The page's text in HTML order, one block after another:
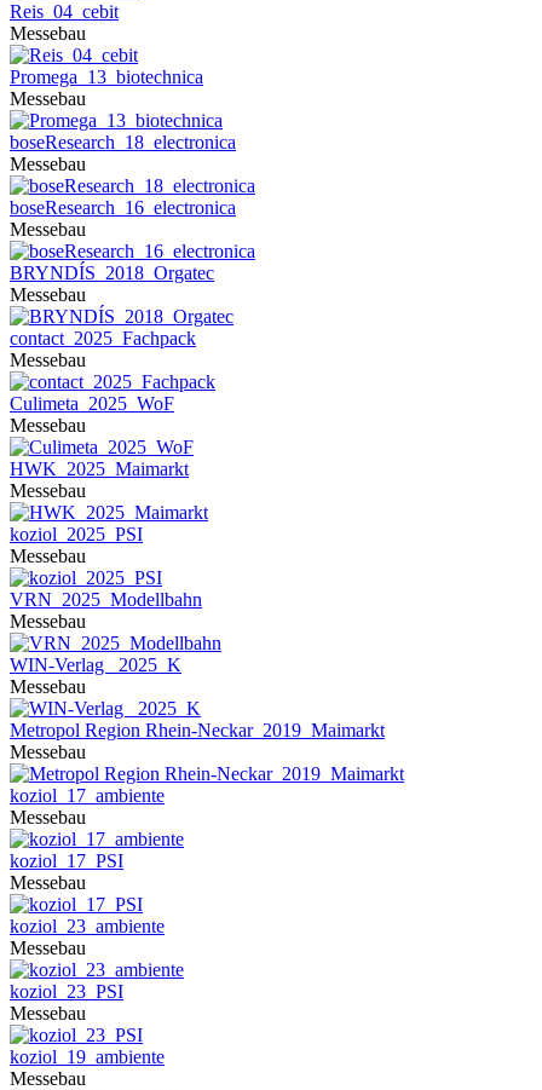
Reis_04_cebit
Messebau
Promega_13_biotechnica
Messebau
boseResearch_18_electronica
Messebau
boseResearch_16_electronica
Messebau
BRYNDÍS_2018_Orgatec
Messebau
contact_2025_Fachpack
Messebau
Culimeta_2025_WoF
Messebau
HWK_2025_Maimarkt
Messebau
koziol_2025_PSI
Messebau
VRN_2025_Modellbahn
Messebau
WIN-Verlag _2025_K
Messebau
Metropol Region Rhein-Neckar_2019_Maimarkt
Messebau
koziol_17_ambiente
Messebau
koziol_17_PSI
Messebau
koziol_23_ambiente
Messebau
koziol_23_PSI
Messebau
koziol_19_ambiente
Messebau